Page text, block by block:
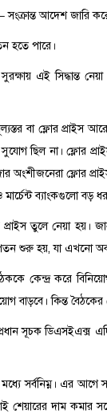
সংক্রান্ত আদেশ জারি
হতে পারে।
এই সিদ্ধান্ত
বা ফ্লোর প্রাইস
সুযোগ ছিল না। ফ্লোর
অংশীজনেরা ফ্লোর
মার্চেন্ট ব্যাংকগুলো
তুলে নেয়া হয়।
শুরু হয়, যা এখনো
কেন্দ্র করে
বাড়বে। কিন্ত
সূচক ডিএসইএক্স
সর্বনিম্ন। এর
দাম কমার